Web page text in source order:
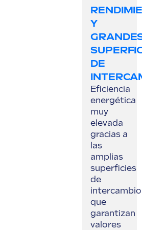
Y
DE
Eficiencia
energética
muy
elevada
gracias a
las
amplias
superficies
de
intercambio
que
garantizan
valores